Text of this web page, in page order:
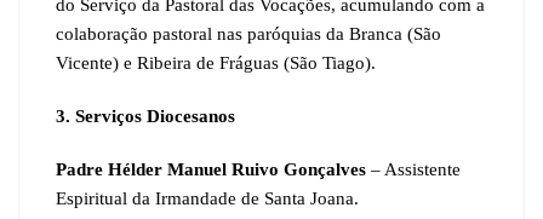
do Serviço da Pastoral das Vocações, acumulando com a
colaboração pastoral nas paróquias da Branca (São
Vicente) e Ribeira de Fráguas (São Tiago).
3. Serviços Diocesanos
Padre Hélder Manuel Ruivo Gonçalves – Assistente
Espiritual da Irmandade de Santa Joana.